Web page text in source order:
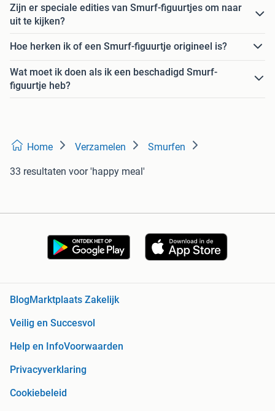
Zijn er speciale edities van Smurf-figuurtjes om naar
uit te kijken?
Hoe herken ik of een Smurf-figuurtje origineel is?
Wat moet ik doen als ik een beschadigd Smurf-
figuurtje heb?
Home Verzamelen Smurfen
33 resultaten voor 'happy meal'
BlogMarktplaats Zakelijk
Veilig en Succesvol
Help en InfoVoorwaarden
Privacyverklaring
Cookiebeleid